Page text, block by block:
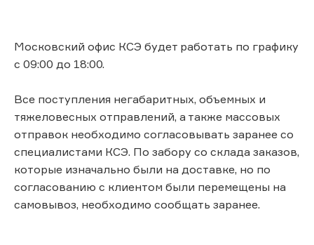
Московский офис КСЭ будет работать по графику
с 09:00 до 18:00.
Все поступления негабаритных, объемных и
тяжеловесных отправлений, а также массовых
отправок необходимо согласовывать заранее со
специалистами КСЭ. По забору со склада заказов,
которые изначально были на доставке, но по
согласованию с клиентом были перемещены на
самовывоз, необходимо сообщать заранее.